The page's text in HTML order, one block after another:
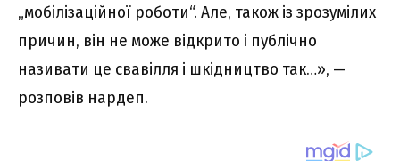
„мобілізаційної роботи“. Але, також із зрозумілих
причин, він не може відкрито і публічно
називати це свавілля і шкідництво так…», —
розповів нардеп.